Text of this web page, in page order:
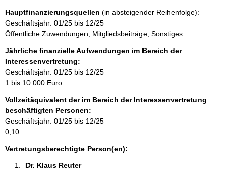
t
i
n
f
o
r
m
t
i
o
n
e
Hauptfinanzierungsquellen (in absteigender Reihenfolge):
Geschäftsjahr: 01/25 bis 12/25
Öffentliche Zuwendungen, Mitgliedsbeiträge, Sonstiges
Jährliche finanzielle Aufwendungen im Bereich der
Interessenvertretung:
Geschäftsjahr: 01/25 bis 12/25
1 bis 10.000 Euro
Vollzeitäquivalent der im Bereich der Interessenvertretung
beschäftigten Personen:
Geschäftsjahr: 01/25 bis 12/25
0,10
Vertretungsberechtigte Person(en):
Dr. Klaus Reuter